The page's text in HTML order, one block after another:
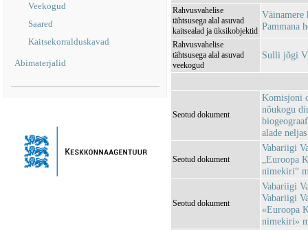
Veekogud
Saared
Kaitsekorralduskavad
Abimaterjalid
Rahvusvahelise
tähtsusega alal asuvad
kaitsealad ja üksikobjektid
Väinamere
Pammana
Rahvusvahelise
tähtsusega alal asuvad
veekogud
Sulli jõgi
Seotud dokument
Komisjoni
nõukogu
alade
Seotud dokument
Vabariigi
„Euroopa
nimekiri“
Seotud dokument
Vabariigi
Vabariigi
«Euroopa
nimekiri»